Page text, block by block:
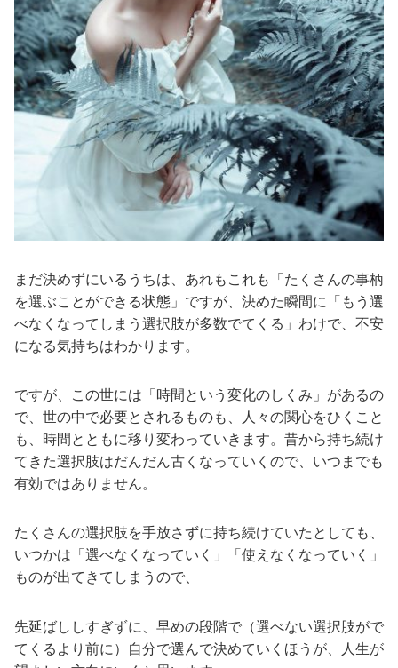
まだ決めずにいるうちは、あれもこれも「たくさんの事柄
を選ぶことができる状態」ですが、決めた瞬間に「もう選
べなくなってしまう選択肢が多数でてくる」わけで、不安
になる気持ちはわかります。
ですが、この世には「時間という変化のしくみ」があるの
で、世の中で必要とされるものも、人々の関心をひくこと
も、時間とともに移り変わっていきます。昔から持ち続け
てきた選択肢はだんだん古くなっていくので、いつまでも
有効ではありません。
たくさんの選択肢を手放さずに持ち続けていたとしても、
いつかは「選べなくなっていく」「使えなくなっていく」
ものが出てきてしまうので、
先延ばししすぎずに、早めの段階で（選べない選択肢がで
てくるより前に）自分で選んで決めていくほうが、人生が